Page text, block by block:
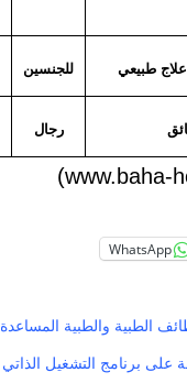
طبيعي للجنسين
رجال
WhatsApp
الطبية والطبية المساعدة